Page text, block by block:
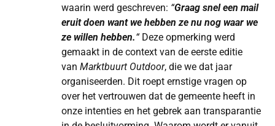
waarin werd geschreven: “Graag snel een mail
eruit doen want we hebben ze nu nog waar we
ze willen hebben.“Deze opmerking werd
gemaakt in de context van de eerste editie
van Marktbuurt Outdoor, die we dat jaar
organiseerden. Dit roept ernstige vragen op
over het vertrouwen dat de gemeente heeft in
onze intenties en het gebrek aan transparantie